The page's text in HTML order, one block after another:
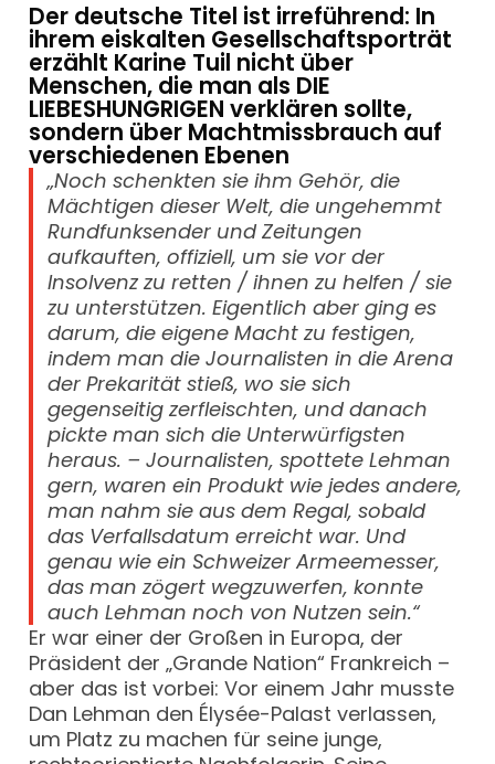
Der deutsche Titel ist irreführend: In
ihrem eiskalten Gesellschaftsporträt
erzählt Karine Tuil nicht über
Menschen, die man als DIE
LIEBESHUNGRIGEN verklären sollte,
sondern über Machtmissbrauch auf
verschiedenen Ebenen
„Noch schenkten sie ihm Gehör, die
Mächtigen dieser Welt, die ungehemmt
Rundfunksender und Zeitungen
aufkauften, offiziell, um sie vor der
Insolvenz zu retten / ihnen zu helfen / sie
zu unterstützen. Eigentlich aber ging es
darum, die eigene Macht zu festigen,
indem man die Journalisten in die Arena
der Prekarität stieß, wo sie sich
gegenseitig zerfleischten, und danach
pickte man sich die Unterwürfigsten
heraus. – Journalisten, spottete Lehman
gern, waren ein Produkt wie jedes andere,
man nahm sie aus dem Regal, sobald
das Verfallsdatum erreicht war. Und
genau wie ein Schweizer Armeemesser,
das man zögert wegzuwerfen, konnte
auch Lehman noch von Nutzen sein.“
Er war einer der Großen in Europa, der
Präsident der „Grande Nation“ Frankreich –
aber das ist vorbei: Vor einem Jahr musste
Dan Lehman den Élysée-Palast verlassen,
um Platz zu machen für seine junge,